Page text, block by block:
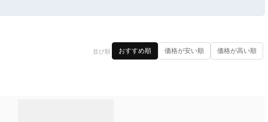
並び順 おすすめ順 価格が安い順 価格が高い順